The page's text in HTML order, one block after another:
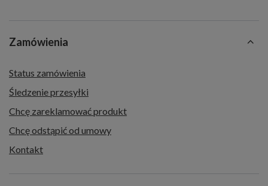
Zamówienia
Status zamówienia
Śledzenie przesyłki
Chcę zareklamować produkt
Chcę odstąpić od umowy
Kontakt